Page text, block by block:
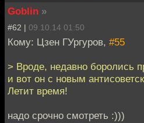
Goblin »
#62 | 09.10.14 01:50
Кому: Цзен ГУргуров, #55
> Вроде, недавно боролись
и вот он с новым
Летит время!
надо срочно смотреть :)))